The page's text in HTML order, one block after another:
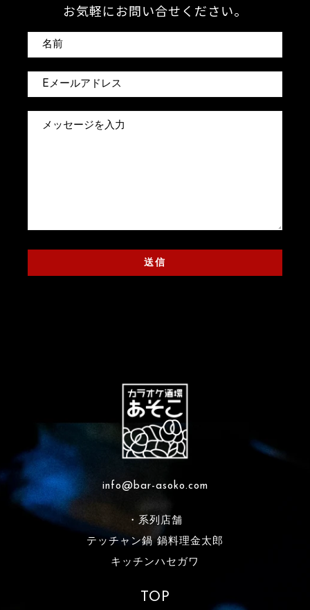
お気軽にお問い合せください。
info@bar-asoko.com
・系列店舗
テッチャン鍋 鍋料理金太郎
キッチンハセガワ
TOP